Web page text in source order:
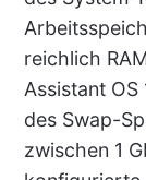
reichlich
Assistant
des Swap-
zwischen 1